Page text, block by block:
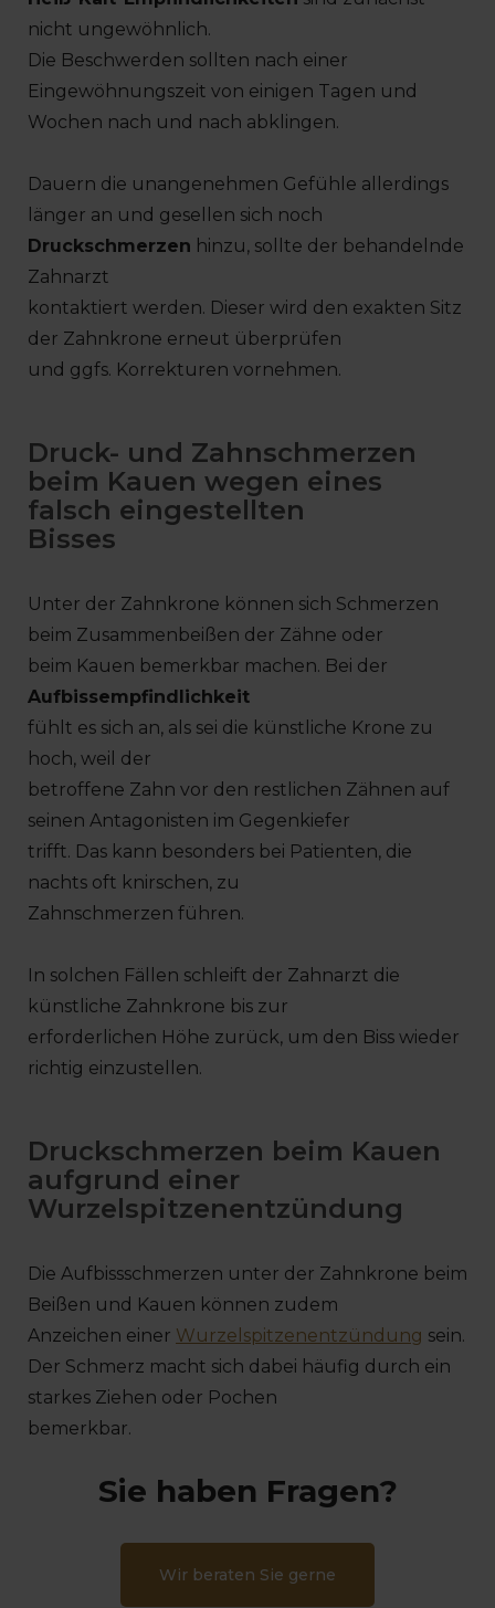
nicht ungewöhnlich.
Die Beschwerden sollten nach einer
Eingewöhnungszeit von einigen Tagen und
Wochen nach und nach abklingen.
Dauern die unangenehmen Gefühle allerdings
länger an und gesellen sich noch
Druckschmerzen hinzu, sollte der behandelnde
Zahnarzt
kontaktiert werden. Dieser wird den exakten Sitz
der Zahnkrone erneut überprüfen
und ggfs. Korrekturen vornehmen.
Druck- und Zahnschmerzen
beim Kauen wegen eines
falsch eingestellten
Bisses
Unter der Zahnkrone können sich Schmerzen
beim Zusammenbeißen der Zähne oder
beim Kauen bemerkbar machen. Bei der
Aufbissempfindlichkeit
fühlt es sich an, als sei die künstliche Krone zu
hoch, weil der
betroffene Zahn vor den restlichen Zähnen auf
seinen Antagonisten im Gegenkiefer
trifft. Das kann besonders bei Patienten, die
nachts oft knirschen, zu
Zahnschmerzen führen.
In solchen Fällen schleift der Zahnarzt die
künstliche Zahnkrone bis zur
erforderlichen Höhe zurück, um den Biss wieder
richtig einzustellen.
Druckschmerzen beim Kauen
aufgrund einer
Wurzelspitzenentzündung
Die Aufbissschmerzen unter der Zahnkrone beim
Beißen und Kauen können zudem
Anzeichen einer Wurzelspitzenentzündung sein.
Der Schmerz macht sich dabei häufig durch ein
starkes Ziehen oder Pochen
bemerkbar.
Sie haben Fragen?
Wir beraten Sie gerne